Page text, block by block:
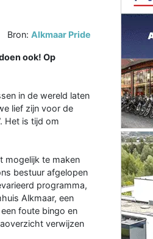
Bron:Alkmaar Pride
ook! Op
in de wereld laten
lief zijn voor de
Het is tijd om
mogelijk te maken
bestuur afgelopen
programma,
Alkmaar, een
foute bingo en
verwijzen